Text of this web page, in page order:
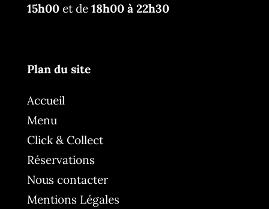
15h00 et de18h00 à 22h30
Plan du site
Accueil
Menu
Click & Collect
Réservations
Nous contacter
Mentions Légales